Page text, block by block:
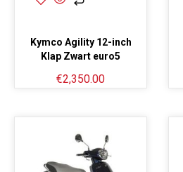
Kymco Agility 12-inch
Klap Zwart euro5
€2,350.00